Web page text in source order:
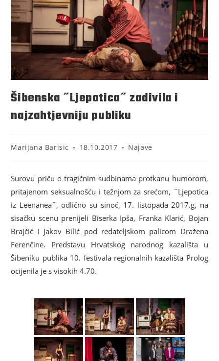
Šibenska ˝Ljepotica˝ zadivila i
najzahtjevniju publiku
Marijana Barisic 18.10.2017 Najave
Surovu priču o tragičnim sudbinama protkanu humorom,
pritajenom seksualnošću i težnjom za srećom, ˝Ljepotica
iz Leenanea˝, odlično su sinoć, 17. listopada 2017.g, na
sisačku scenu prenijeli Biserka Ipša, Franka Klarić, Bojan
Brajčić i Jakov Bilić pod redateljskom palicom Dražena
Ferenčine. Predstavu Hrvatskog narodnog kazališta u
Šibeniku publika 10. festivala regionalnih kazališta Prolog
ocijenila je s visokih 4.70.